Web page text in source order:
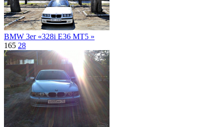
BMW 3er «328i E36 MT5 »
165 28